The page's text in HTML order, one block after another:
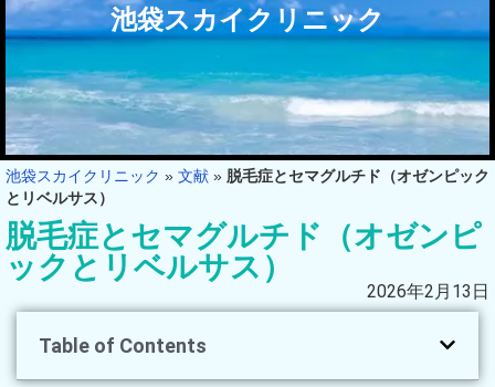
池袋スカイクリニック
池袋スカイクリニック » 文献 » 脱毛症とセマグルチド（オゼンピック
とリベルサス）
脱毛症とセマグルチド（オゼンピ
ックとリベルサス）
2026年2月13日
Table of Contents